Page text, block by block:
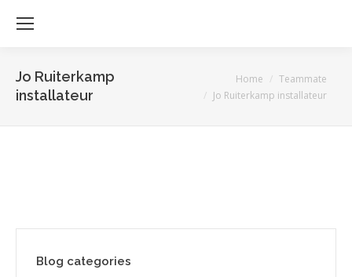
Jo Ruiterkamp
installateur
Home
Teammate
Jo Ruiterkamp installateur
Blog categories